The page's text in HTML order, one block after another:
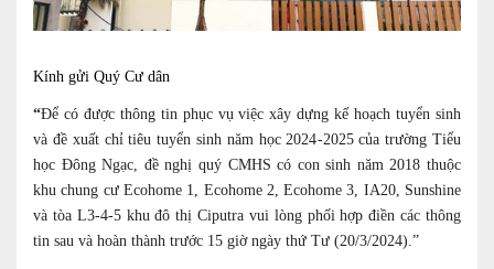
Kính gửi Quý Cư dân
“Để có được thông tin phục vụ việc xây dựng kế hoạch tuyển sinh
và đề xuất chỉ tiêu tuyển sinh năm học 2024-2025 của trường Tiểu
học Đông Ngạc, đề nghị quý CMHS có con sinh năm 2018 thuộc
khu chung cư Ecohome 1, Ecohome 2, Ecohome 3, IA20, Sunshine
và tòa L3-4-5 khu đô thị Ciputra vui lòng phối hợp điền các thông
tin sau và hoàn thành trước 15 giờ ngày thứ Tư (20/3/2024).”